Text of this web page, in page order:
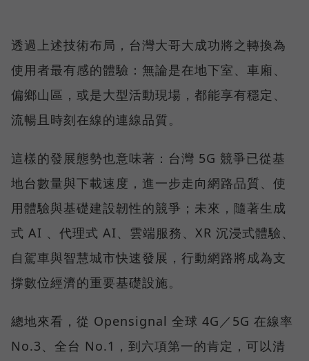
透過上述技術布局，台灣大哥大成功將之轉換為
使用者最有感的體驗：無論是在地下室、車廂、
偏鄉山區，或是大型活動現場，都能享有穩定、
流暢且時刻在線的連線品質。
這樣的發展態勢也意味著：台灣 5G 競爭已從基
地台數量與下載速度，進一步走向網路品質、使
用體驗與基礎建設韌性的競爭；未來，隨著生成
式 AI 、代理式 AI、雲端服務、XR 沉浸式體驗、
自駕車與智慧城市快速發展，行動網路將成為支
撐數位經濟的重要基礎設施。
總地來看，從 Opensignal 全球 4G／5G 在線率
No.3、全台 No.1，到六項第一的肯定，可以清